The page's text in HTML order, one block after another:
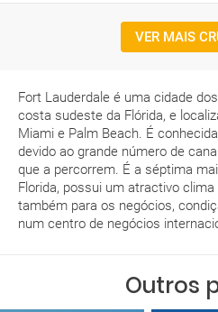
VER MAIS
Fort Lauderdale é uma cidade
costa sudeste da Flórida, e
Miami e Palm Beach. É
devido ao grande número de
que a percorrem. É a séptima
Florida, possui um atractivo
também para os negócios,
num centro de negócios
Outros